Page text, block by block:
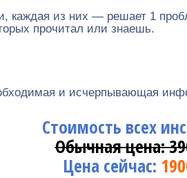
каждая из них — решает 1
прочитал или знаешь.
и исчерпывающая
Стоимость всех
Обычная цена:
Цена сейчас: